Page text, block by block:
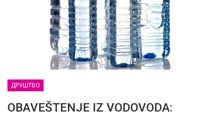
ДРУШТВО
OBAVEŠTENJE IZ VODOVODA: